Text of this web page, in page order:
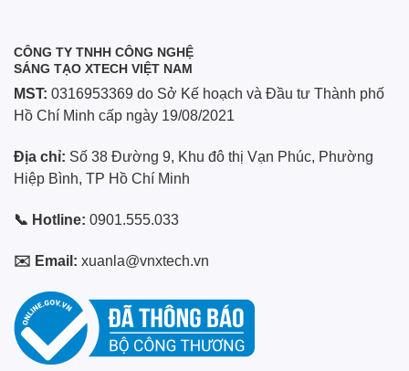
CÔNG TY TNHH CÔNG NGHỆ
SÁNG TẠO XTECH VIỆT NAM
MST: 0316953369 do Sở Kế hoạch và Đầu tư Thành phố
Hồ Chí Minh cấp ngày 19/08/2021
Địa chỉ: Số 38 Đường 9, Khu đô thị Vạn Phúc, Phường
Hiệp Bình, TP Hồ Chí Minh
📞 Hotline: 0901.555.033
✉️ Email: xuanla@vnxtech.vn